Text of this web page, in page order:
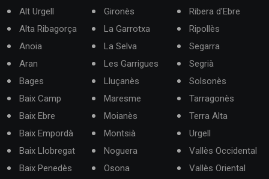
Alt Urgell
Alta Ribagorça
Anoia
Aran
Bages
Baix Camp
Baix Ebre
Baix Empordà
Baix Llobregat
Baix Penedès
Gironès
La Garrotxa
La Selva
Les Garrigues
Lluçanès
Maresme
Moianès
Montsià
Noguera
Osona
Ribera d'Ebre
Ripollès
Segarra
Segrià
Solsonès
Tarragonès
Terra Alta
Urgell
Vallès Occidental
Vallès Oriental